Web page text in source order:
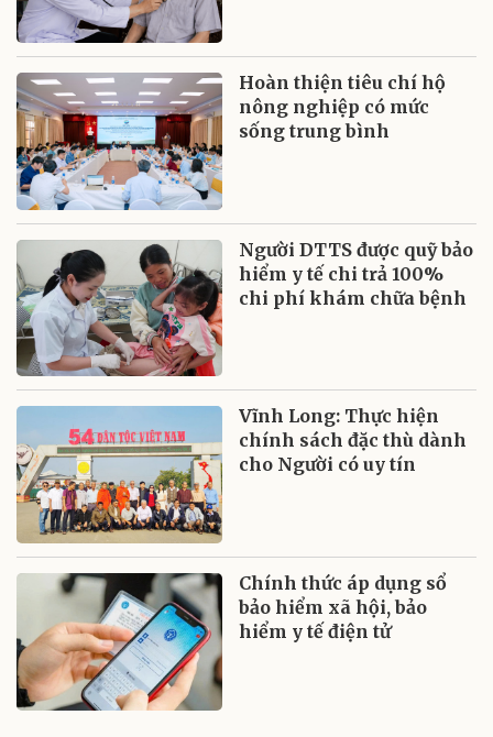
Hoàn thiện tiêu chí hộ
nông nghiệp có mức
sống trung bình
Người DTTS được quỹ bảo
hiểm y tế chi trả 100%
chi phí khám chữa bệnh
Vĩnh Long: Thực hiện
chính sách đặc thù dành
cho Người có uy tín
Chính thức áp dụng sổ
bảo hiểm xã hội, bảo
hiểm y tế điện tử